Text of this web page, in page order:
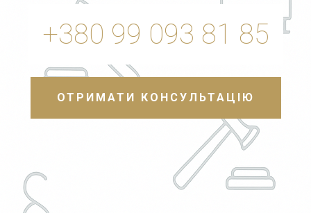
+380 99 093 81 85
ОТРИМАТИ КОНСУЛЬТАЦІЮ